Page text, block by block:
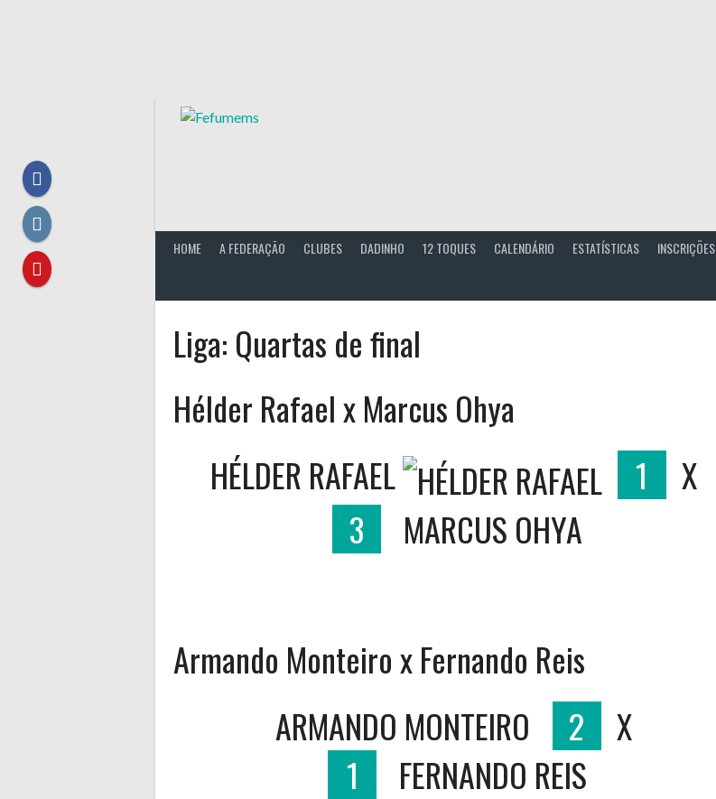
HOME A FEDERAÇÃO CLUBES DADINHO 12 TOQUES CALENDÁRIO ESTATÍSTICAS INSCRIÇÕES
Liga: Quartas de final
Hélder Rafael x Marcus Ohya
HÉLDER RAFAEL
1
X
3
MARCUS OHYA
Armando Monteiro x Fernando Reis
ARMANDO MONTEIRO
2
X
1
FERNANDO REIS